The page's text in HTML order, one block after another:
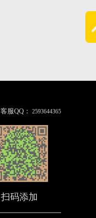
客服QQ： 2593644365
扫码添加